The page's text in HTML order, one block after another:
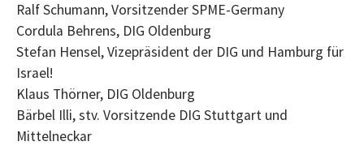
Ralf Schumann, Vorsitzender SPME-Germany
Cordula Behrens, DIG Oldenburg
Stefan Hensel, Vizepräsident der DIG und Hamburg für
Israel!
Klaus Thörner, DIG Oldenburg
Bärbel Illi, stv. Vorsitzende DIG Stuttgart und
Mittelneckar